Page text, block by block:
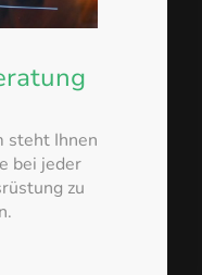
steht Ihnen
bei jeder
zu